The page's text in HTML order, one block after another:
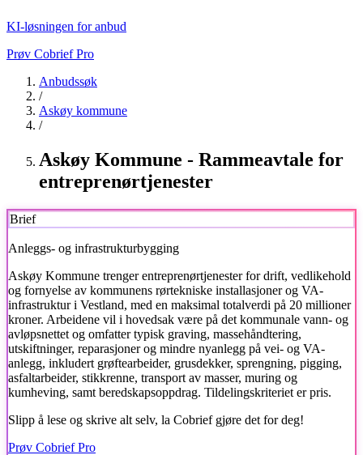
KI-løsningen for anbud
Prøv Cobrief Pro
Anbudssøk
/
Askøy kommune
/
Askøy Kommune - Rammeavtale for
entreprenørtjenester
Brief
Anleggs- og infrastrukturbygging
Askøy Kommune trenger entreprenørtjenester for drift, vedlikehold
og fornyelse av kommunens rørtekniske installasjoner og VA-
infrastruktur i Vestland, med en maksimal totalverdi på 20 millioner
kroner. Arbeidene vil i hovedsak være på det kommunale vann- og
avløpsnettet og omfatter typisk graving, massehåndtering,
utskiftninger, reparasjoner og mindre nyanlegg på vei- og VA-
anlegg, inkludert grøftearbeider, grusdekker, sprengning, pigging,
asfaltarbeider, stikkrenne, transport av masser, muring og
kumheving, samt beredskapsoppdrag. Tildelingskriteriet er pris.
Slipp å lese og skrive alt selv, la Cobrief gjøre det for deg!
Prøv Cobrief Pro